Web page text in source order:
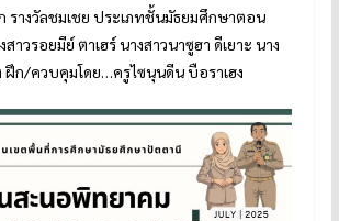
รางวัลชมเชย ประเภทชั้นมัธยมศึกษาตอน
าวรอยมีย์ ตาเฮร์ นางสาวนาซูฮา ดีเยาะ นาง
ฝึก/ควบคุมโดย…ครูไซนุนดีน บือราเฮง